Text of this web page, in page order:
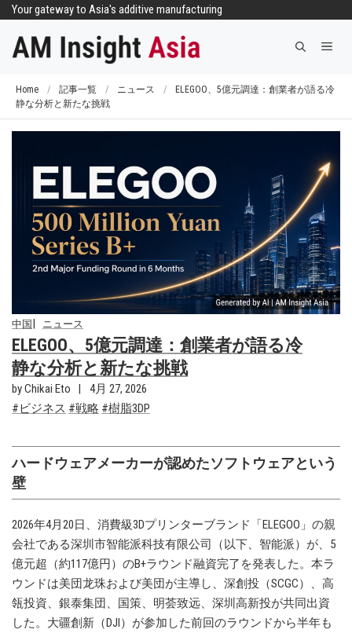
Your gateway to Asia's additive manufacturing
メ
ー
Home / 記事一覧 / ニュース /
ELEGOO、5億元調達：創業者が語る冷
静な分析と新たな挑戦
中国 ニュース
ELEGOO、5億元調達：創業者が語る冷
静な分析と新たな挑戦
by Chikai Eto
4月 27, 2026
ビジネス
戦略 樹脂3DP
ハードウェアメーカーが認めたソフトウェアという
壁
2026年4月20日、消費級3Dプリンターブランド「ELEGOO」の親
会社である深圳市智能派科技有限公司（以下、智能派）が、5
億元超（約117億円）のB+ラウンド融資完了を発表した。本ラ
ウンドは美団龙珠および美団が主導し、深創投（SCGC）、高
瓴投資、銀泰集団、国策、明荟致远、深圳高新投が共同出資
した。大疆創新（DJI）が参加した前回のラウンドから半年も